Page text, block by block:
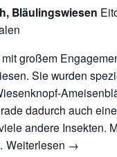
Bläulingswiesen
großem
Sie wurden
dadurch auch
andere Insekten.
Weiterlesen →